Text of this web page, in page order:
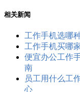
相关新闻
工作手机选哪
工作手机买哪
便宜办公工作
南
员工用什么工
心